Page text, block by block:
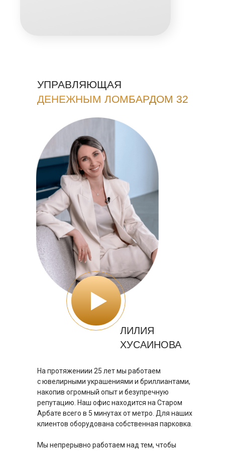
ДЕНЕЖНЫМ ЛОМБАРДОМ 32
УПРАВЛЯЮЩАЯ
На протяжениии 25 лет мы работаем
с ювелирными украшениями и бриллиантами,
накопив огромный опыт и безупречную
репутацию. Наш офис находится на Старом
Арбате всего в 5 минутах от метро. Для наших
клиентов оборудована собственная парковка.
Мы непрерывно работаем над тем, чтобы
ЛИЛИЯ
ХУСАИНОВА